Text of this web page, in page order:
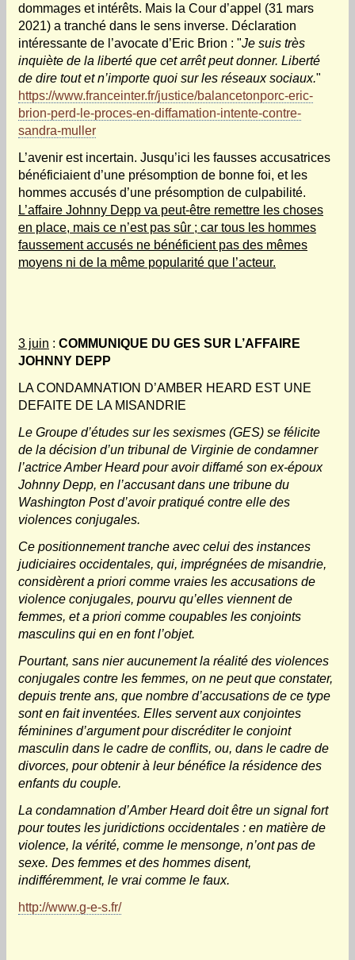
dommages et intérêts. Mais la Cour d’appel (31 mars
2021) a tranché dans le sens inverse. Déclaration
intéressante de l’avocate d’Eric Brion : "Je suis très
inquiète de la liberté que cet arrêt peut donner. Liberté
de dire tout et n’importe quoi sur les réseaux sociaux."
https://www.franceinter.fr/justice/balancetonporc-eric-
brion-perd-le-proces-en-diffamation-intente-contre-
sandra-muller
L’avenir est incertain. Jusqu’ici les fausses accusatrices
bénéficiaient d’une présomption de bonne foi, et les
hommes accusés d’une présomption de culpabilité.
L’affaire Johnny Depp va peut-être remettre les choses
en place, mais ce n’est pas sûr ; car tous les hommes
faussement accusés ne bénéficient pas des mêmes
moyens ni de la même popularité que l’acteur.
3 juin : COMMUNIQUE DU GES SUR L’AFFAIRE
JOHNNY DEPP
LA CONDAMNATION D’AMBER HEARD EST UNE
DEFAITE DE LA MISANDRIE
Le Groupe d’études sur les sexismes (GES) se félicite
de la décision d’un tribunal de Virginie de condamner
l’actrice Amber Heard pour avoir diffamé son ex-époux
Johnny Depp, en l’accusant dans une tribune du
Washington Post d’avoir pratiqué contre elle des
violences conjugales.
Ce positionnement tranche avec celui des instances
judiciaires occidentales, qui, imprégnées de misandrie,
considèrent a priori comme vraies les accusations de
violence conjugales, pourvu qu’elles viennent de
femmes, et a priori comme coupables les conjoints
masculins qui en en font l’objet.
Pourtant, sans nier aucunement la réalité des violences
conjugales contre les femmes, on ne peut que constater,
depuis trente ans, que nombre d’accusations de ce type
sont en fait inventées. Elles servent aux conjointes
féminines d’argument pour discréditer le conjoint
masculin dans le cadre de conflits, ou, dans le cadre de
divorces, pour obtenir à leur bénéfice la résidence des
enfants du couple.
La condamnation d’Amber Heard doit être un signal fort
pour toutes les juridictions occidentales : en matière de
violence, la vérité, comme le mensonge, n’ont pas de
sexe. Des femmes et des hommes disent,
indifféremment, le vrai comme le faux.
http://www.g-e-s.fr/